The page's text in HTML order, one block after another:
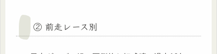
② 前走レース別